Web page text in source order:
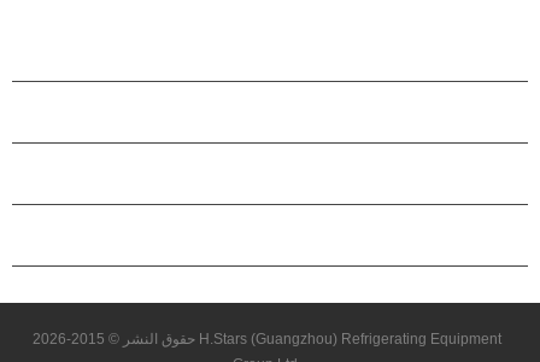
حقوق النشر © 2015-2026 H.Stars (Guangzhou) Refrigerating Equipment